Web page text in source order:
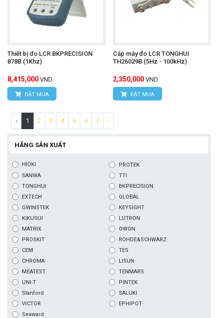
Thiết bị đo LCR BKPRECISION
878B (1Khz)
8,415,000 VND
ĐẶT MUA
Cáp máy đo LCR TONGHUI
TH26029B (5Hz - 100kHz)
2,350,000 VND
ĐẶT MUA
‹ 1 2 3 4 5 6 7 ›
HÃNG SẢN XUẤT
HIOKI
PROTEK
SANWA
TTI
TONGHUI
BKPRECISION
EXTECH
GLOBAL
GWINSTEK
KEYSIGHT
KIKUSUI
LUTRON
MATRIX
OWON
PROSKIT
ROHDE&SCHWARZ
CEM
TES
CHROMA
LISUN
MEATEST
TENMARS
UNI-T
PINTEK
Stanford
SALUKI
VICTOR
EPHIPOT
Seaward